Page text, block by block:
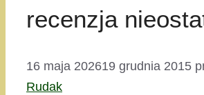
recenzja
16 maja 202619 grudnia 2015
Rudak